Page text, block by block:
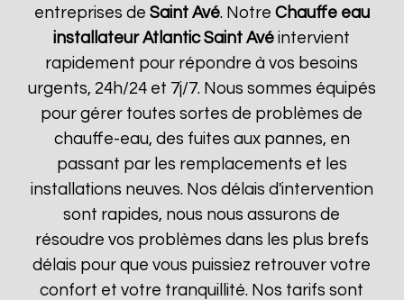
entreprises de Saint Avé. Notre Chauffe eau
installateur Atlantic Saint Avé intervient
rapidement pour répondre à vos besoins
urgents, 24h/24 et 7j/7. Nous sommes équipés
pour gérer toutes sortes de problèmes de
chauffe-eau, des fuites aux pannes, en
passant par les remplacements et les
installations neuves. Nos délais d'intervention
sont rapides, nous nous assurons de
résoudre vos problèmes dans les plus brefs
délais pour que vous puissiez retrouver votre
confort et votre tranquillité. Nos tarifs sont